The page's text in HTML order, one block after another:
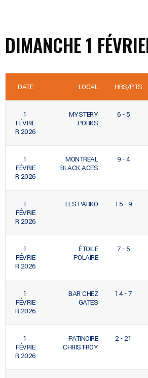
DIMANCHE 1
DATE LOCAL HRS/PTS
1
FÉVRIE
R 2026
MYSTERY
PORKS
6 - 5
1
FÉVRIE
R 2026
MONTREAL
BLACK ACES
9 - 4
1
FÉVRIE
R 2026
LES PARKO 15 - 9
1
FÉVRIE
R 2026
ÉTOILE
POLAIRE
7 - 5
1
FÉVRIE
R 2026
BAR CHEZ
GATES
14 - 7
1
FÉVRIE
R 2026
PATINOIRE
CHRIST-ROY
2 - 21